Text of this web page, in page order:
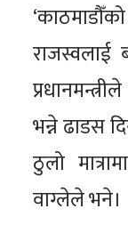
राजस्वलाई
भन्ने ढाडस
ठुलो
वाग्लेले भने।